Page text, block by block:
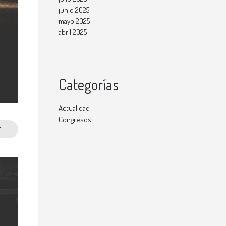
junio 2025
mayo 2025
abril 2025
Categorías
Actualidad
Congresos